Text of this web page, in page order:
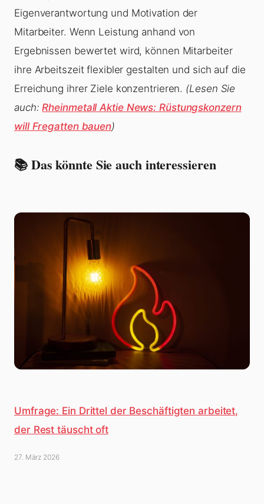
Eigenverantwortung und Motivation der
Mitarbeiter. Wenn Leistung anhand von
Ergebnissen bewertet wird, können Mitarbeiter
ihre Arbeitszeit flexibler gestalten und sich auf die
Erreichung ihrer Ziele konzentrieren. (Lesen Sie
auch:Rheinmetall Aktie News: Rüstungskonzern
will Fregatten bauen)
📚 Das könnte Sie auch interessieren
Umfrage: Ein Drittel der Beschäftigten arbeitet,
der Rest täuscht oft
27. März 2026